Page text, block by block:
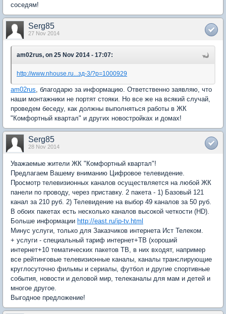
соседям!
Serg85
27 Nov 2014
am02rus, on 25 Nov 2014 - 17:07:
http://www.nhouse.ru...зд-3/?p=1000929
am02rus, благодарю за информацию. Ответственно заявляю, что
наши монтажники не портят стояки. Но все же на всякий случай,
проведем беседу, как должны выполняться работы в ЖК
"Комфортный квартал" и других новостройках и домах!
Serg85
28 Nov 2014
Уважаемые жители ЖК "Комфортный квартал"!
Предлагаем Вашему вниманию Цифровое телевидение.
Просмотр телевизионных каналов осуществляется на любой ЖК
панели по проводу, через приставку. 2 пакета - 1) Базовый 121
канал за 210 руб. 2) Телевидение на выбор 49 каналов за 50 руб.
В обоих пакетах есть несколько каналов высокой четкости (HD).
Больше информации http://east.ru/ip-tv.html
Минус услуги, только для Заказчиков интернета Ист Телеком.
+ услуги - специальный тариф интернет+ТВ (хороший
интернет+10 тематических пакетов ТВ, в них входят, например
все рейтинговые телевизионные каналы, каналы транслирующие
круглосуточно фильмы и сериалы, футбол и другие спортивные
события, новости и деловой мир, телеканалы для мам и детей и
многое другое.
Выгодное предложение!